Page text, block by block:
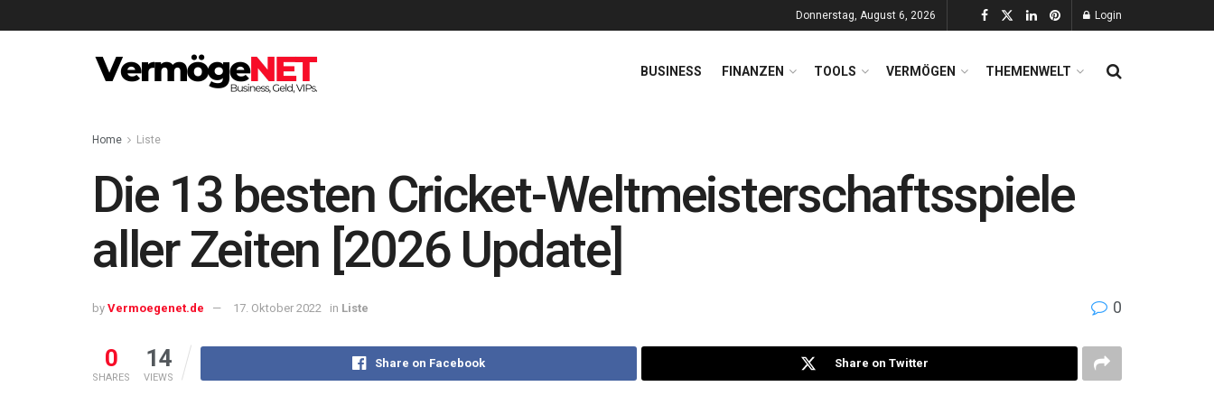
Donnerstag, August 6, 2026 Login
BUSINESS FINANZEN TOOLS VERMÖGEN THEMENWELT
Home Liste
Die 13 besten Cricket-Weltmeisterschaftsspiele
aller Zeiten [2026 Update]
by Vermoegenet.de 17. Oktober 2022 in Liste 0
0
SHARES
14
VIEWS
Share on Facebook Share on Twitter